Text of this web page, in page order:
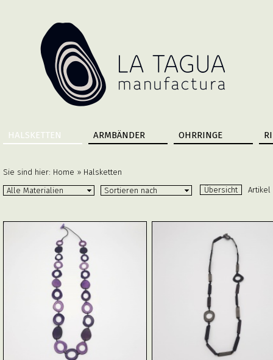
HALSKETTEN ARMBÄNDER OHRRINGE
Sie sind hier: Home » Halsketten
Alle Materialien
Sortieren nach Übersicht